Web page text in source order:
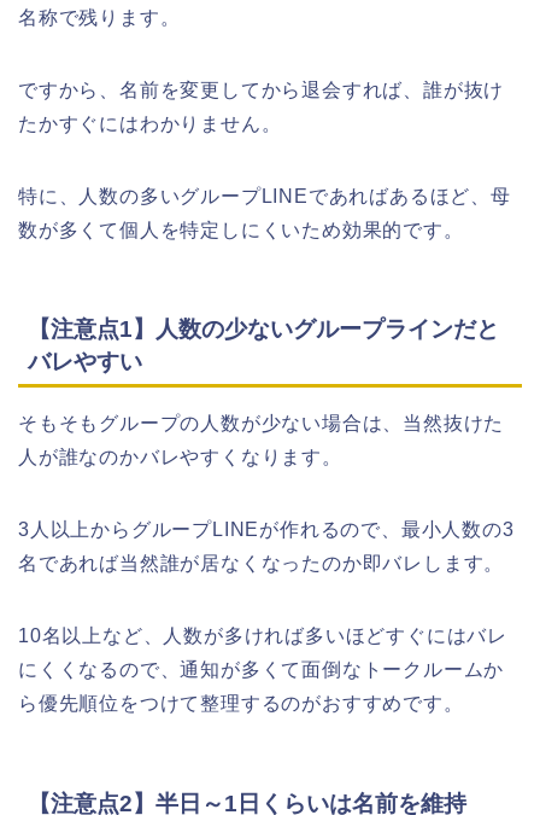
名称で残ります。
ですから、名前を変更してから退会すれば、誰が抜け
たかすぐにはわかりません。
特に、人数の多いグループLINEであればあるほど、母
数が多くて個人を特定しにくいため効果的です。
【注意点1】人数の少ないグループラインだと
バレやすい
そもそもグループの人数が少ない場合は、当然抜けた
人が誰なのかバレやすくなります。
3人以上からグループLINEが作れるので、最小人数の3
名であれば当然誰が居なくなったのか即バレします。
10名以上など、人数が多ければ多いほどすぐにはバレ
にくくなるので、通知が多くて面倒なトークルームか
ら優先順位をつけて整理するのがおすすめです。
【注意点2】半日～1日くらいは名前を維持